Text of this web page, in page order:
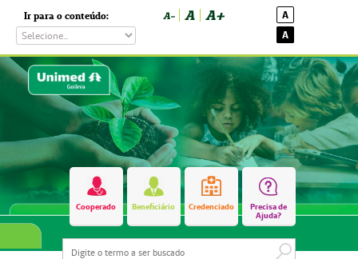
Ir para o conteúdo: A- A A+
A
A
Cooperado Beneficiário Credenciado
Precisa de
Ajuda?